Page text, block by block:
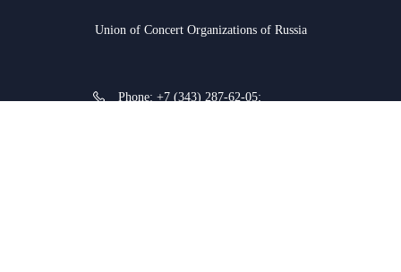
Union of Concert Organizations of Russia
Phone: +7 (343) 287-62-05;